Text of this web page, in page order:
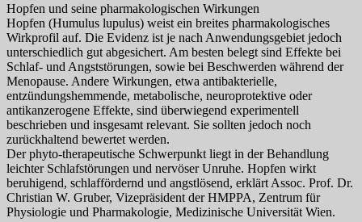
Hopfen und seine pharmakologischen Wirkungen
Hopfen (Humulus lupulus) weist ein breites pharmakologisches
Wirkprofil auf. Die Evidenz ist je nach Anwendungsgebiet jedoch
unterschiedlich gut abgesichert. Am besten belegt sind Effekte bei
Schlaf- und Angststörungen, sowie bei Beschwerden während der
Menopause. Andere Wirkungen, etwa antibakterielle,
entzündungshemmende, metabolische, neuroprotektive oder
antikanzerogene Effekte, sind überwiegend experimentell
beschrieben und insgesamt relevant. Sie sollten jedoch noch
zurückhaltend bewertet werden.
Der phyto-therapeutische Schwerpunkt liegt in der Behandlung
leichter Schlafstörungen und nervöser Unruhe. Hopfen wirkt
beruhigend, schlaffördernd und angstlösend, erklärt Assoc. Prof. Dr.
Christian W. Gruber, Vizepräsident der HMPPA, Zentrum für
Physiologie und Pharmakologie, Medizinische Universität Wien.